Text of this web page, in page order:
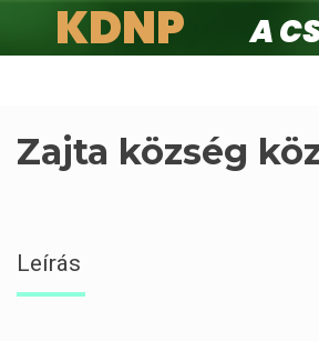
KDNP
A családokért.
Zajta község
Leírás